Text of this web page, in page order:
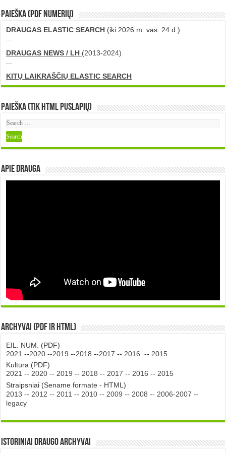
PAIEŠKA (PDF numerių)
DRAUGAS ELASTIC SEARCH (iki 2026 m. vas. 24 d.)
DRAUGAS NEWS / LH (2013-2024)
KITŲ LAIKRAŠČIŲ ELASTIC SEARCH
Paieška (tik HTML puslapių)
Apie DRAUGA
Archyvai (PDF ir HTML)
EIL. NUM. (PDF)
2021 --2020 --2019 --2018 --2017 --2016 --2015
Kultūra (PDF)
2021 --2020 --2019 --2018 --2017 --2016 --2015
Straipsniai (Sename formate - HTML)
2013 --2012 --2011 --2010 --2009 --2008 --2006-2007 --
legacy
Istoriniai DRAUGO Archyvai